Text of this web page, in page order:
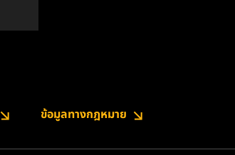
ข้อมูลทางกฎหมาย